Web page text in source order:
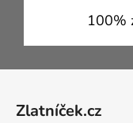
100%
Zlatníček.cz